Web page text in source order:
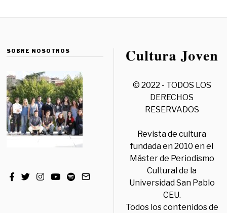
SOBRE NOSOTROS
© 2022 - TODOS LOS
DERECHOS
RESERVADOS
Revista de cultura
fundada en 2010 en el
Máster de Periodismo
Cultural de la
Universidad San Pablo
CEU.
Todos los contenidos de